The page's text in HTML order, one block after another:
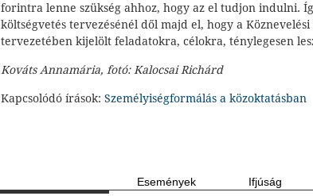
forintra lenne szükség ahhoz, hogy az el tudjon indulni.
költségvetés tervezésénél dől majd el, hogy a
tervezetében kijelölt feladatokra, célokra, ténylegesen
Kováts Annamária, fotó: Kalocsai Richárd
Kapcsolódó írások: Személyiségformálás a közoktatásban
Események Ifjúság